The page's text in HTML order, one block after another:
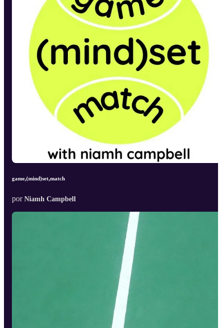
game,(mind)set,match
por Niamh Campbell